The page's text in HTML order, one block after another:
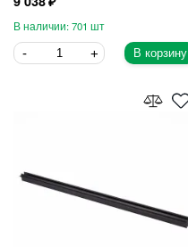
701
В корзину